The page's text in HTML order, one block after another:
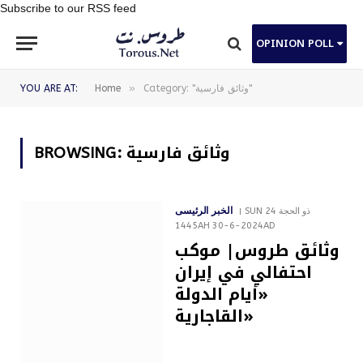
Subscribe to our RSS feed
OPINION POLL
YOU ARE AT: Home » Category: "وثائق فارسية"
BROWSING: وثائق فارسية
الخبر الرئيسى
SUN 24 ذو الحجة
1445AH 30-6-2024AD
وثائق طروس| موكب
احتفالي في إيران
«أيام الدولة
القاجارية»